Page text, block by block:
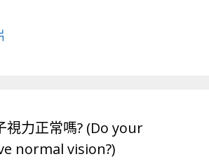
視力正常嗎? (Do your
normal vision?)